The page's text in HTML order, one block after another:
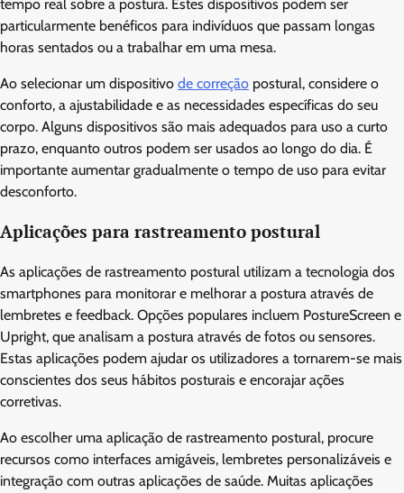
tempo real sobre a postura. Estes dispositivos podem ser
particularmente benéficos para indivíduos que passam longas
horas sentados ou a trabalhar em uma mesa.
Ao selecionar um dispositivo de correção postural, considere o
conforto, a ajustabilidade e as necessidades específicas do seu
corpo. Alguns dispositivos são mais adequados para uso a curto
prazo, enquanto outros podem ser usados ao longo do dia. É
importante aumentar gradualmente o tempo de uso para evitar
desconforto.
Aplicações para rastreamento postural
As aplicações de rastreamento postural utilizam a tecnologia dos
smartphones para monitorar e melhorar a postura através de
lembretes e feedback. Opções populares incluem PostureScreen e
Upright, que analisam a postura através de fotos ou sensores.
Estas aplicações podem ajudar os utilizadores a tornarem-se mais
conscientes dos seus hábitos posturais e encorajar ações
corretivas.
Ao escolher uma aplicação de rastreamento postural, procure
recursos como interfaces amigáveis, lembretes personalizáveis e
integração com outras aplicações de saúde. Muitas aplicações